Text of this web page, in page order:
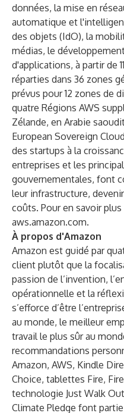
données, la mise en
automatique et
des objets (IdO), la
médias, le
d'applications, à partir de
réparties dans 36 zones
prévus pour 12 zones de
quatre Régions AWS
Zélande, en Arabie
European Sovereign
des startups à la
entreprises et les
gouvernementales, font
leur infrastructure,
coûts. Pour en savoir
aws.amazon.com.
À propos d'Amazon
Amazon est guidé par
client plutôt que la
passion de l’invention,
opérationnelle et la
s’efforce d’être
au monde, le meilleur
travail le plus sûr au
recommandations
Amazon, AWS, Kindle
Choice, tablettes Fire,
technologie Just Walk
Climate Pledge font